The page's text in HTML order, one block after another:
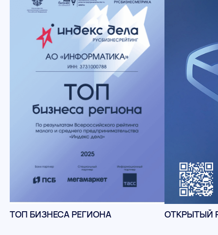
ТОП БИЗНЕСА РЕГИОНА ОТКРЫТЫЙ